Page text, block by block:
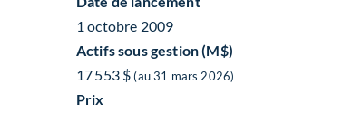
1 octobre 2009
Actifs sous gestion (M$)
17 553 $ (au 31 mars 2026)
Prix